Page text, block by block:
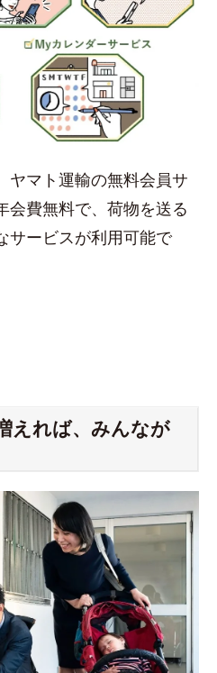
ヤマト運輸の無料会員サ
会費無料で、荷物を送る
サービスが利用可能で
えれば、みんなが